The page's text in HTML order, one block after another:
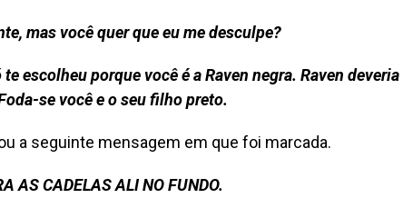
mas você quer que eu me desculpe?
escolheu porque você é a Raven negra. Raven deveria
se você e o seu filho preto.
a seguinte mensagem em que foi marcada.
AS CADELAS ALI NO FUNDO.